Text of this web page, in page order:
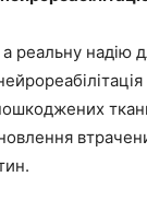
реальну надію